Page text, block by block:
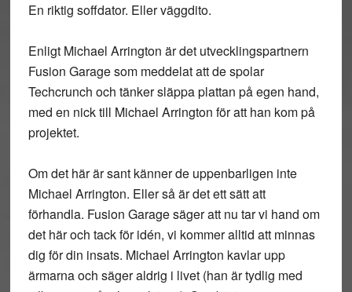
En riktig soffdator. Eller väggdito.
Enligt Michael Arrington är det utvecklingspartnern
Fusion Garage som meddelat att de spolar
Techcrunch och tänker släppa plattan på egen hand,
med en nick till Michael Arrington för att han kom på
projektet.
Om det här är sant känner de uppenbarligen inte
Michael Arrington. Eller så är det ett sätt att
förhandla. Fusion Garage säger att nu tar vi hand om
det här och tack för idén, vi kommer alltid att minnas
dig för din insats. Michael Arrington kavlar upp
ärmarna och säger aldrig i livet (han är tydlig med